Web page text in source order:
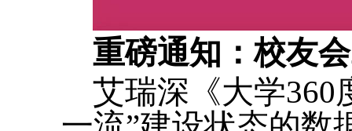
重磅通知：校友
艾瑞深《大学360